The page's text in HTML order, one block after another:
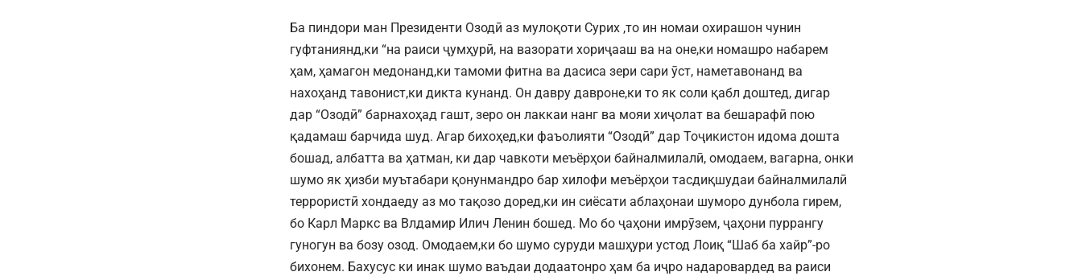
Ба пиндори ман Президенти Озодӣ аз мулоқоти Сурих ,то ин номаи охирашон чунин
гуфтаниянд,ки “на раиси ҷумҳурӣ, на вазорати хориҷааш ва на оне,ки номашро набарем
ҳам, ҳамагон медонанд,ки тамоми фитна ва дасиса зери сари ӯст, наметавонанд ва
нахоҳанд тавонист,ки дикта кунанд. Он давру давроне,ки то як соли қабл доштед, дигар
дар “Озодӣ” барнахоҳад гашт, зеро он лаккаи нанг ва мояи хиҷолат ва бешарафӣ пою
қадамаш барчида шуд. Агар бихоҳед,ки фаъолияти “Озодӣ” дар Тоҷикистон идома дошта
бошад, албатта ва ҳатман, ки дар чавкоти меъёрҳои байналмилалӣ, омодаем, вагарна, онки
шумо як ҳизби муътабари қонунмандро бар хилофи меъёрҳои тасдиқшудаи байналмилалӣ
террористӣ хондаеду аз мо тақозо доред,ки ин сиёсати аблаҳонаи шуморо дунбола гирем,
бо Карл Маркс ва Влдамир Илич Ленин бошед. Мо бо ҷаҳони имрӯзем, ҷаҳони пуррангу
гуногун ва бозу озод. Омодаем,ки бо шумо суруди машҳури устод Лоиқ “Шаб ба хайр”-ро
бихонем. Бахусус ки инак шумо ваъдаи додаатонро ҳам ба иҷро надаровардед ва раиси